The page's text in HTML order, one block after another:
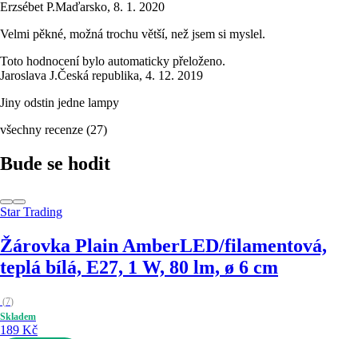
Erzsébet P.Maďarsko, 8. 1. 2020
Velmi pěkné, možná trochu větší, než jsem si myslel.
Toto hodnocení bylo automaticky přeloženo.
Jaroslava J.Česká republika, 4. 12. 2019
Jiny odstin jedne lampy
všechny recenze (27)
Bude se hodit
Star Trading
Žárovka Plain AmberLED/filamentová,
teplá bílá, E27, 1 W, 80 lm, ø 6 cm
(7)
Skladem
189 Kč